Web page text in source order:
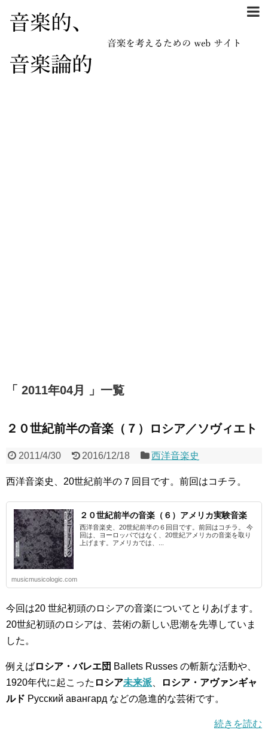
「 2011年04月 」一覧
２０世紀前半の音楽（７）ロシア／ソヴィエト
2011/4/30 2016/12/18 西洋音楽史
西洋音楽史、20世紀前半の７回目です。前回はコチラ。
２０世紀前半の音楽（６）アメリカ実験音楽
西洋音楽史、20世紀前半の６回目です。前回はコチラ。 今
回は、ヨーロッパではなく、20世紀アメリカの音楽を取り
上げます。アメリカでは、...
musicmusicologic.com
今回は20 世紀初頭のロシアの音楽についてとりあげます。
20世紀初頭のロシアは、芸術の新しい思潮を先導していま
した。
例えばロシア・バレエ団 Ballets Russes の斬新な活動や、
1920年代に起こった ロシア未来派
ロシア・アヴァンギャ
ルド Русский авангард などの急進的な芸術です。
続きを読む